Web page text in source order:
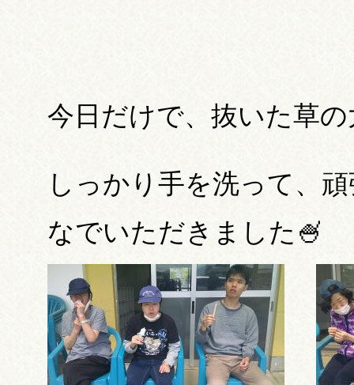
今日だけで、抜いた草
しっかり手を洗って、
なでいただきました🍧